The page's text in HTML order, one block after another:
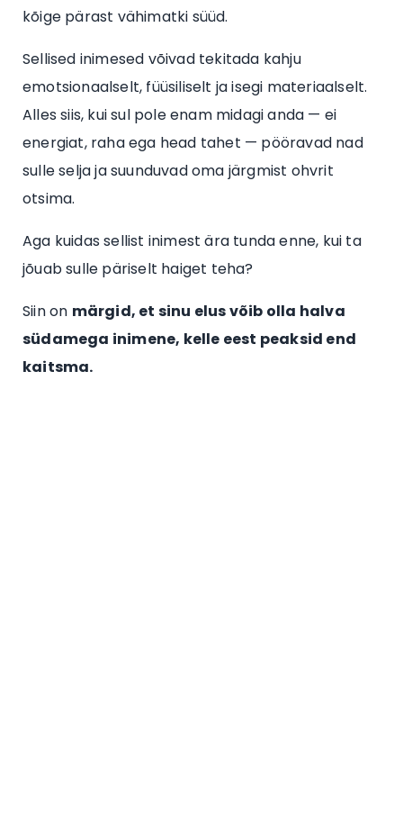
kõige pärast vähimatki süüd.
Sellised inimesed võivad tekitada kahju
emotsionaalselt, füüsiliselt ja isegi materiaalselt.
Alles siis, kui sul pole enam midagi anda — ei
energiat, raha ega head tahet — pööravad nad
sulle selja ja suunduvad oma järgmist ohvrit
otsima.
Aga kuidas sellist inimest ära tunda enne, kui ta
jõuab sulle päriselt haiget teha?
Siin on märgid, et sinu elus võib olla halva
südamega inimene, kelle eest peaksid end
kaitsma.